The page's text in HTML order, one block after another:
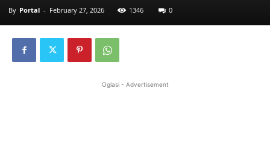
By Portal - February 27, 2026 1346 0
Oglasi - Advertisement